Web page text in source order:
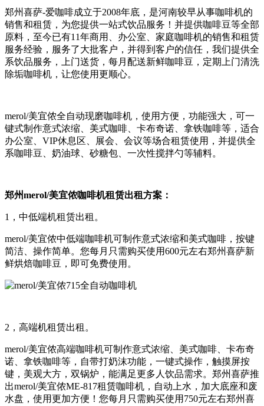
郑州喜萨-爱咖啡成立于2008年底，是河南较早从事咖啡机的
销售和租赁，为您提供一站式饮品服务！并提供咖啡豆等全部
原料，至今已有11年商用、办公室、家庭咖啡机的销售和租赁
服务经验，服务了大批客户，并得到客户的信任，我们提供全
系饮品服务，上门送货，每月配送新鲜咖啡豆，定期上门清洗
除垢咖啡机，让您使用更顺心。
merol/美宜侬全自动现磨咖啡机，使用方便，功能强大，可一
键式制作意式浓缩、美式咖啡、卡布奇诺、拿铁咖啡等，适合
办公室、VIP休息区、展会、会议等场合租赁使用，并提供全
系咖啡豆、奶油球、砂糖包、一次性搅拌勺等辅料。
郑州merol/美宜侬咖啡机租赁出租方案：
1，中低端机租赁出租。
merol/美宜侬中低端咖啡机可制作意式浓缩和美式咖啡，按键
简洁、操作简单。您每月只需购买使用600元左右郑州喜萨新
鲜烘焙咖啡豆，即可免费使用。
2，高端机租赁出租。
merol/美宜侬高端咖啡机可制作意式浓缩、美式咖啡、卡布奇
诺、拿铁咖啡等，自带打奶沫功能，一键式操作，触摸屏按
键，美观大方，双锅炉，能满足更多人饮品需求。郑州喜萨推
出merol/美宜侬ME-817租赁咖啡机，自动上水，加大底座和废
水盘，使用更加方便！您每月只需购买使用750元左右郑州喜